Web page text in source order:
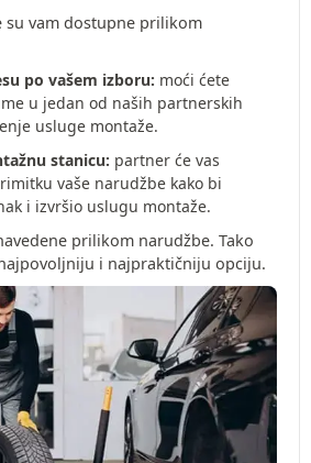
su vam dostupne prilikom
po vašem izboru: moći ćete
u jedan od naših partnerskih
usluge montaže.
stanicu: partner će vas
vaše narudžbe kako bi
i izvršio uslugu montaže.
prilikom narudžbe. Tako
i najpraktičniju opciju.